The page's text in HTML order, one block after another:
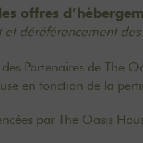
offres
et déréférencement
Partenaires de The
en fonction de la
par The Oasis